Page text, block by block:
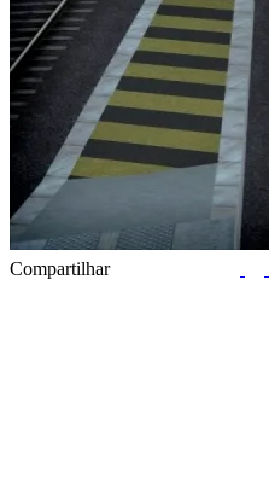
Compartilhar